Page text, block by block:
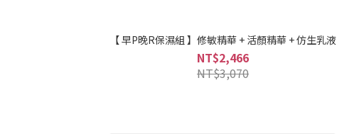
【 早P晚R保濕組 】修敏精華 + 活顏精華 + 仿生乳液
NT$2,466
NT$3,070